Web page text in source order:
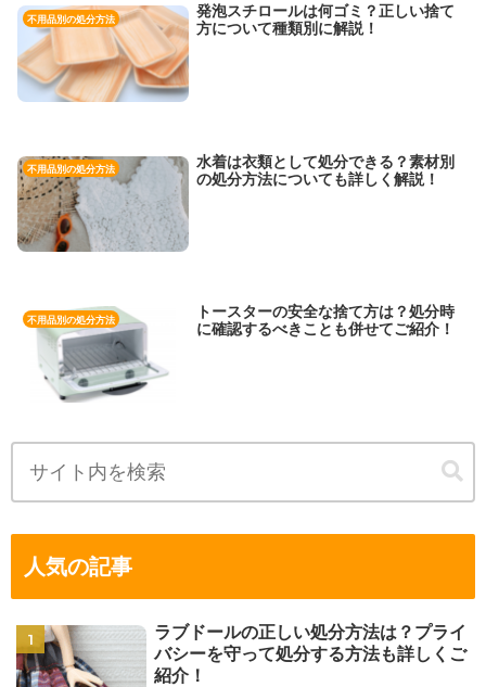
不用品別の処分方法
発泡スチロールは何ゴミ？正しい捨て
方について種類別に解説！
不用品別の処分方法
水着は衣類として処分できる？素材別
の処分方法についても詳しく解説！
不用品別の処分方法
トースターの安全な捨て方は？処分時
に確認するべきことも併せてご紹介！
人気の記事
ラブドールの正しい処分方法は？プライ
バシーを守って処分する方法も詳しくご
紹介！